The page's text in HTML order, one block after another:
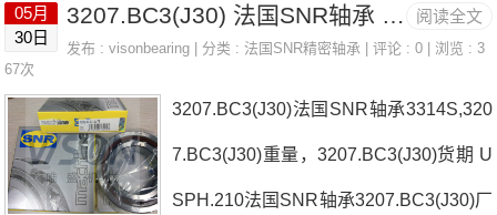
3028K法国SNR轴承3207.BC3(J30)价格
207.BC3(J30)参数3207.BC3(J30)价格,3
207.BC3(J30)采购 热销型号推荐：32
07.BC3(J30)， ，热销品牌推荐：SC.31
阅读全文
05月
30日
3207.BC3(J30) 法国SNR轴承 4T-M88046/M88010
发布 :visonbearing | 分类 :法国SNR精密轴承 | 评论 : 0 | 浏览 : 3
67次
3207.BC3(J30)法国SNR轴承3314S,320
7.BC3(J30)重量，3207.BC3(J30)货期 U
SPH.210法国SNR轴承3207.BC3(J30)厂